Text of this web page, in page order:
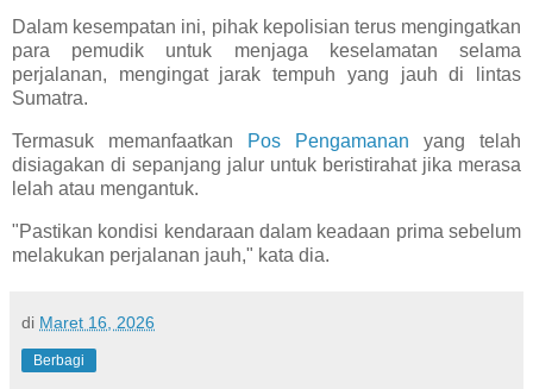
Dalam kesempatan ini, pihak kepolisian terus mengingatkan
para pemudik untuk menjaga keselamatan selama
perjalanan, mengingat jarak tempuh yang jauh di lintas
Sumatra.
Termasuk memanfaatkan Pos Pengamanan yang telah
disiagakan di sepanjang jalur untuk beristirahat jika merasa
lelah atau mengantuk.
​"Pastikan kondisi kendaraan dalam keadaan prima sebelum
melakukan perjalanan jauh," kata dia.
di Maret 16, 2026
Berbagi